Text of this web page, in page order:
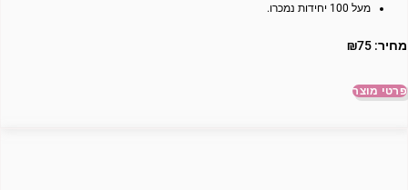
מעל 100 יחידות נמכרו.
מחיר: ₪75
פרטי מוצר